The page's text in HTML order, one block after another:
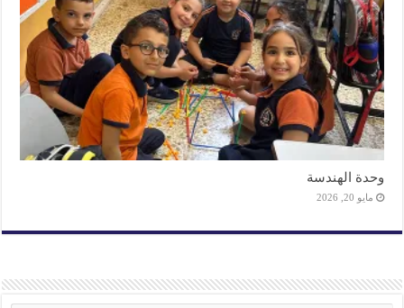
وحدة الهندسة
مايو 20, 2026